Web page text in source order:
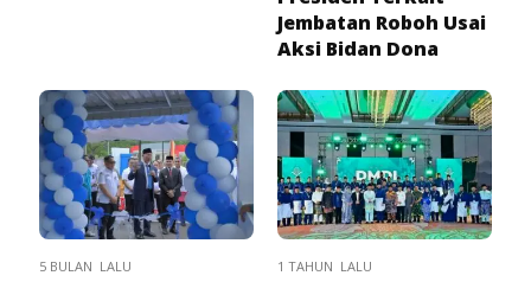
Jembatan Roboh Usai
Aksi Bidan Dona
5 BULAN LALU 1 TAHUN LALU